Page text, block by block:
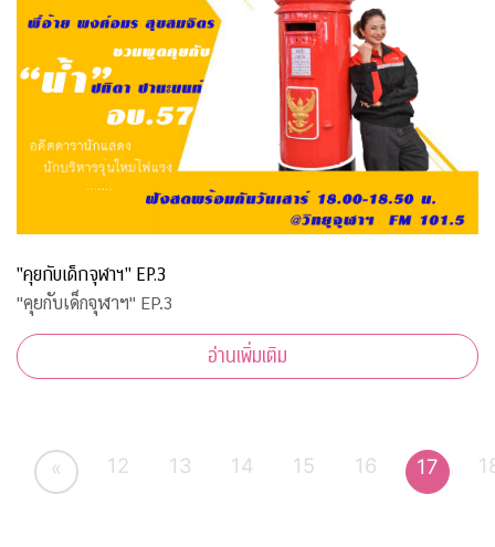
"คุยกับเด็กจุฬาฯ" EP.3
"คุยกับเด็กจุฬาฯ" EP.3
อ่านเพิ่มเติม
« 12 13 14 15 16 17